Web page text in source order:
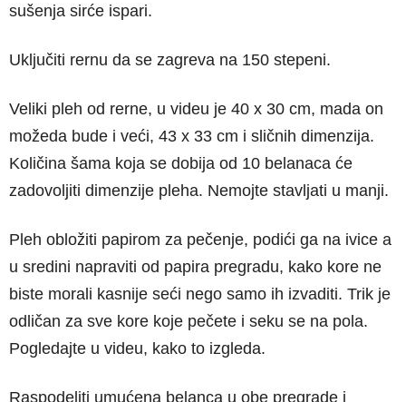
sušenja sirće ispari.
Uključiti rernu da se zagreva na 150 stepeni.
Veliki pleh od rerne, u videu je 40 x 30 cm, mada on
možeda bude i veći, 43 x 33 cm i sličnih dimenzija.
Količina šama koja se dobija od 10 belanaca će
zadovoljiti dimenzije pleha. Nemojte stavljati u manji.
Pleh obložiti papirom za pečenje, podići ga na ivice a
u sredini napraviti od papira pregradu, kako kore ne
biste morali kasnije seći nego samo ih izvaditi. Trik je
odličan za sve kore koje pečete i seku se na pola.
Pogledajte u videu, kako to izgleda.
Raspodeliti umućena belanca u obe pregrade i